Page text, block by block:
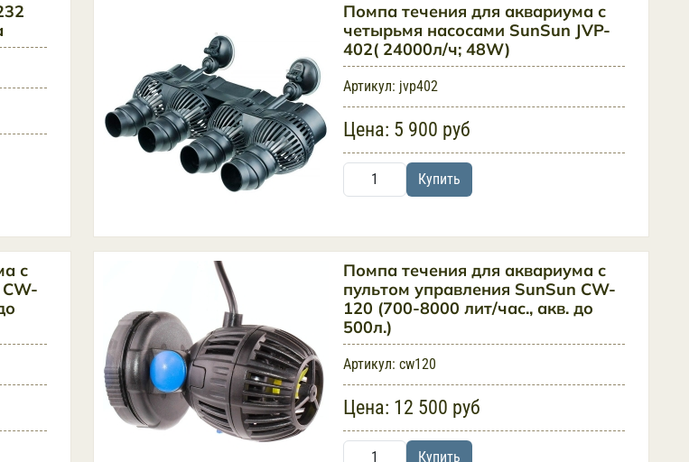
Помпа течения для аквариума с
четырьмя насосами SunSun JVP-
402( 24000л/ч; 48W)
Артикул: jvp402
Цена: 5 900 руб
Купить
с
Помпа течения для аквариума с
пультом управления SunSun CW-
120 (700-8000 лит/час., акв. до
500л.)
Артикул: cw120
Цена: 12 500 руб
Купить